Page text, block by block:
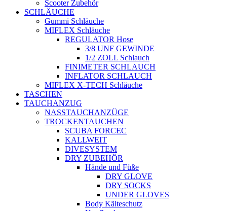
Scooter Zubehör
SCHLÄUCHE
Gummi Schläuche
MIFLEX Schläuche
REGULATOR Hose
3/8 UNF GEWINDE
1/2 ZOLL Schlauch
FINIMETER SCHLAUCH
INFLATOR SCHLAUCH
MIFLEX X-TECH Schläuche
TASCHEN
TAUCHANZUG
NASSTAUCHANZÜGE
TROCKENTAUCHEN
SCUBA FORCEC
KALLWEIT
DIVESYSTEM
DRY ZUBEHÖR
Hände und Füße
DRY GLOVE
DRY SOCKS
UNDER GLOVES
Body Kälteschutz